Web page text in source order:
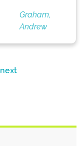
Graham,
Andrew
next